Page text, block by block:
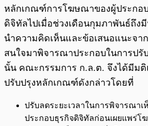
หลักเกณฑ์การโฆษณาของผู้ประกอ
ดิจิทัลไปเมื่อช่วงเดือนกุมภาพันธ์ถึง
นำความคิดเห็นและข้อเสนอแนะจา
สนใจมาพิจารณาประกอบในการป
นั้น คณะกรรมการ ก.ล.ต. จึงได้มีมติ
ปรับปรุงหลักเกณฑ์ดังกล่าวโดยที่
ปรับลดระยะเวลาในการพิจารณา
ประกอบธุรกิจดิจิทัลก่อนเผยแพร่